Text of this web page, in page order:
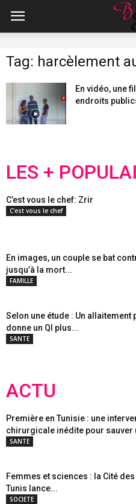
Tag: harcèlement
En vidéo, une
endroits
LES +
C’est vous le chef: Zrir
C'est vous le chef
En images, un couple se bat
jusqu’à la mort...
FAMILLE
Selon une étude : Un allaitement
donne un QI plus...
SANTE
ACTU
Première en Tunisie : une
chirurgicale inédite pour sauver
SANTE
Femmes et sciences : la Cité
Tunis lance...
SOCIETE